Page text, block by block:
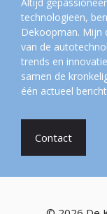
technologieën,
Dekoopman. Mijn
van de
trends en
samen de
één actueel
Contact